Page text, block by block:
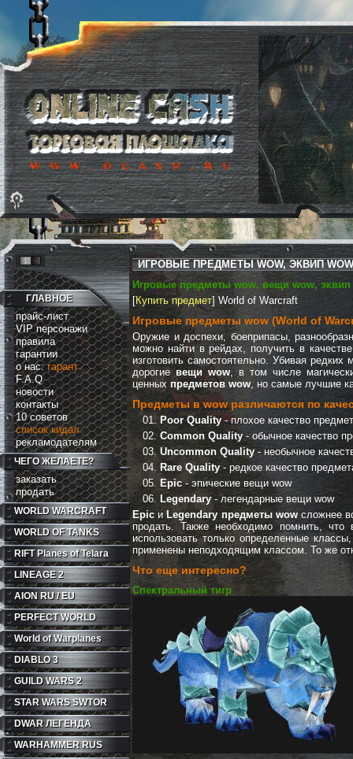
ГЛАВНОЕ
прайс-лист
VIP персонажи
правила
гарантии
о нас:гарант
F.A.Q
новости
контакты
10 советов
список кидал
рекламодателям
ЧЕГО ЖЕЛАЕТЕ?
заказать
продать
WORLD WARCRAFT
WORLD OF TANKS
RIFT Planes of Telara
LINEAGE 2
AION RU / EU
PERFECT WORLD
World of Warplanes
DIABLO 3
GUILD WARS 2
STAR WARS SWTOR
DWAR ЛЕГЕНДА
WARHAMMER RUS
ИГРОВЫЕ ПРЕДМЕТЫ WOW, ЭКВИП
Игровые предметы wow, вещи wow,
[Купить предмет] World of Warcraft
Игровые предметы wow (World of
Оружие и доспехи, боеприпасы,
можно найти в рейдах, получить в
изготовить самостоятельно. Убивая
дорогие вещи wow, в том числе
ценных предметов wow, но самые лучшие
Предметы вwowразличаются по
Poor Quality- плохое качество
Common Quality- обычное качество
Uncommon Quality- необычное
Rare Quality - редкое качество
Epic - эпические вещи wow
Legendary- легендарные вещи wow
Epic иLegendary предметы wowсложнее
продать. Также необходимо помнить,
использовать только определенные
применены неподходящим классом. То же
Что еще интересно?
Спектральный тигр